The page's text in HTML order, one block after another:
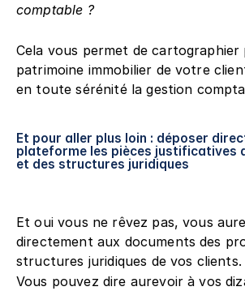
comptable ?
Cela vous permet de cartographier
patrimoine immobilier de votre
en toute sérénité la gestion
Et pour aller plus loin : déposer
plateforme les pièces justificatives
et des structures juridiques
Et oui vous ne rêvez pas, vous
directement aux documents des
structures juridiques de vos clients.
Vous pouvez dire aurevoir à vos